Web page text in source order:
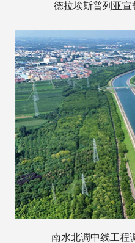
德拉埃斯普列亚
南水北调中线工程